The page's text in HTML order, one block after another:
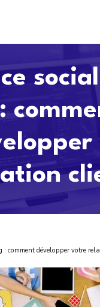
: comment développer votre